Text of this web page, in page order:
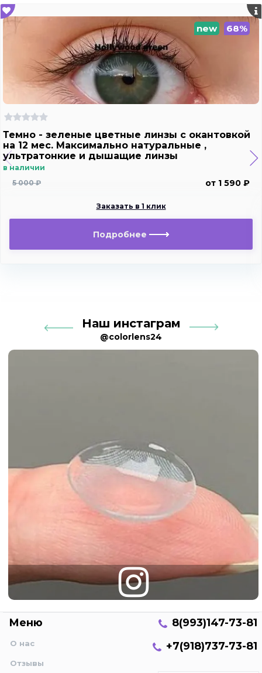
new 68%
Темно - зеленые цветные линзы c окантовкой
на 12 мес. Максимально натуральные ,
ультратонкие и дышащие линзы
в наличии
5 000 ₽
от 1 590 ₽
Заказать в 1 клик
Подробнее
Наш инстаграм
@colorlens24
Меню
О нас
Отзывы
8(993)147-73-81
+7(918)737-73-81